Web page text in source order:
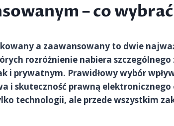
– co
a zaawansowany to dwie
rozróżnienie nabiera
i prywatnym. Prawidłowy wybór
i skuteczność prawną
technologii, ale przede wszystkim